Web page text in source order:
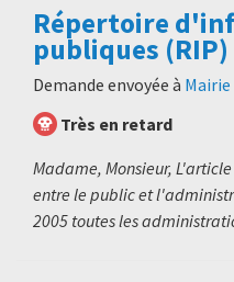
Répertoire
publiques (RIP)
Demande envoyée à
Très en retard
Madame, Monsieur,
entre le public et
2005 toutes les